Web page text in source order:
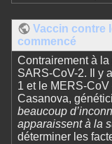
Vaccin contre
commencé
Contrairement à
SARS-CoV-2. Il y
1 et le MERS-CoV
Casanova,
beaucoup
apparaissent à la
déterminer les